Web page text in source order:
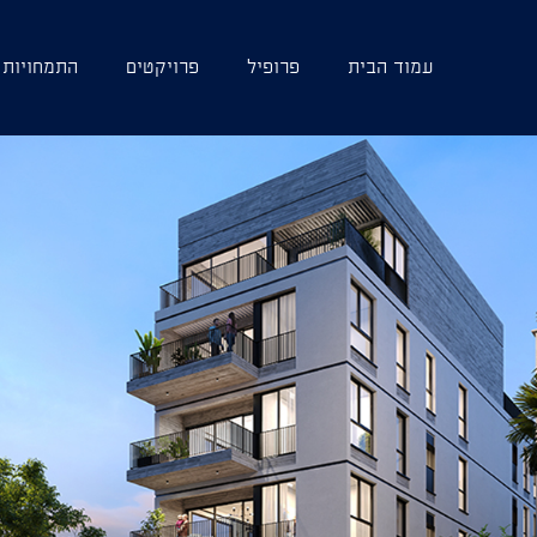
עמוד הבית פרופיל פרויקטים התמחויות